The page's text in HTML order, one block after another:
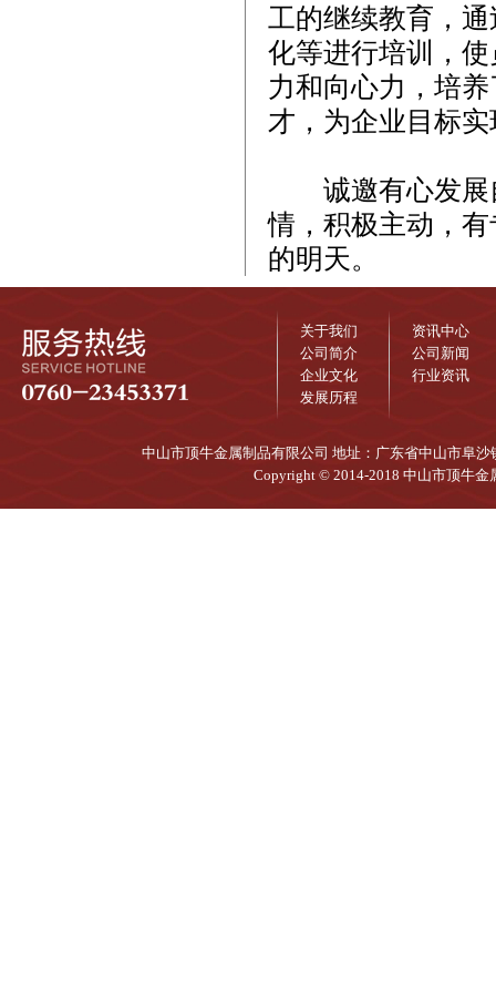
工的继续教育，
化等进行培训，
力和向心力，培
才，为企业目标
诚邀有心发展
情，积极主动，
的明天。
关于我们
公司简介
企业文化
发展历程
资讯中心
公司新闻
行业资讯
中山市顶牛金属制品有限公司 地址：广东省中山市阜
Copyright © 2014-2018 中山市顶牛